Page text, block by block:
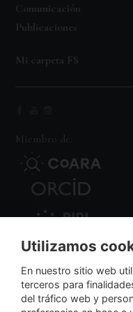
Comunicación
Publicaciones
Mi carpeta FS
Miembro de:
Nodo Regional
NextGenerationEU
Utilizamos
En nuestro sitio web
terceros para
del tráfico web y